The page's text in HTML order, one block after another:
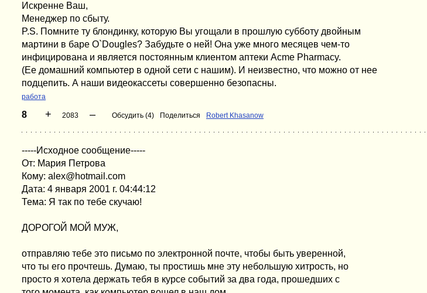
Искренне Ваш,
Менеджер по сбыту.
P.S. Помните ту блондинку, которую Вы угощали в прошлую субботу двойным
мартини в баре O`Dougles? Забудьте о ней! Она уже много месяцев чем-то
инфицирована и является постоянным клиентом аптеки Acme Pharmacy.
(Ее домашний компьютер в одной сети с нашим). И неизвестно, что можно от нее
подцепить. А наши видеокассеты совершенно безопасны.
работа
8 + 2083 – Обсудить (4) Поделиться Robert Khasanow
-----Исходное сообщение-----
От: Мария Петрова
Кому: alex@hotmail.com
Дата: 4 января 2001 г. 04:44:12
Тема: Я так по тебе скучаю!
ДОРОГОЙ МОЙ МУЖ,
отправляю тебе это письмо по электронной почте, чтобы быть уверенной,
что ты его прочтешь. Думаю, ты простишь мне эту небольшую хитрость, но
просто я хотела держать тебя в курсе событий за два года, прошедших с